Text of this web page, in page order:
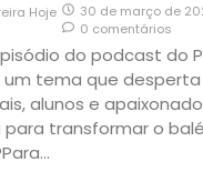
Hoje 30 de março de
0 comentários
do podcast do
um tema que
alunos e
para transformar o